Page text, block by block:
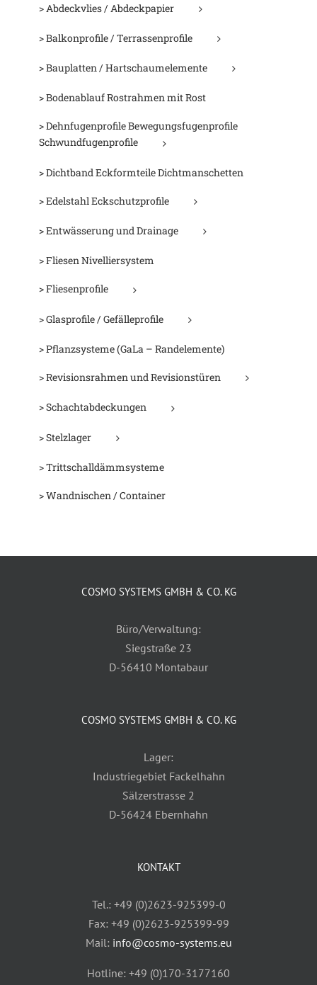
> Abdeckvlies / Abdeckpapier
> Balkonprofile / Terrassenprofile
> Bauplatten / Hartschaumelemente
> Bodenablauf Rostrahmen mit Rost
> Dehnfugenprofile Bewegungsfugenprofile
Schwundfugenprofile
> Dichtband Eckformteile Dichtmanschetten
> Edelstahl Eckschutzprofile
> Entwässerung und Drainage
> Fliesen Nivelliersystem
> Fliesenprofile
> Glasprofile / Gefälleprofile
> Pflanzsysteme (GaLa – Randelemente)
> Revisionsrahmen und Revisionstüren
> Schachtabdeckungen
> Stelzlager
> Trittschalldämmsysteme
> Wandnischen / Container
COSMO SYSTEMS GMBH & CO. KG
Büro/Verwaltung:
Siegstraße 23
D-56410 Montabaur
COSMO SYSTEMS GMBH & CO. KG
Lager:
Industriegebiet Fackelhahn
Sälzerstrasse 2
D-56424 Ebernhahn
KONTAKT
Tel.: +49 (0)2623-925399-0
Fax: +49 (0)2623-925399-99
Mail: info@cosmo-systems.eu
Hotline: +49 (0)170-3177160